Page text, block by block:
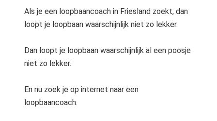
Als je een loopbaancoach in Friesland zoekt, dan
loopt je loopbaan waarschijnlijk niet zo lekker.
Dan loopt je loopbaan waarschijnlijk al een poosje
niet zo lekker.
En nu zoek je op internet naar een
loopbaancoach.